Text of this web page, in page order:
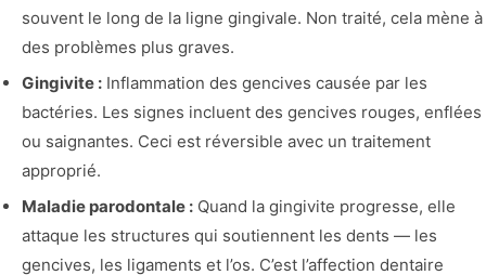
souvent le long de la ligne gingivale. Non traité, cela mène à
des problèmes plus graves.
Gingivite : Inflammation des gencives causée par les
bactéries. Les signes incluent des gencives rouges, enflées
ou saignantes. Ceci est réversible avec un traitement
approprié.
Maladie parodontale : Quand la gingivite progresse, elle
attaque les structures qui soutiennent les dents — les
gencives, les ligaments et l’os. C’est l’affection dentaire